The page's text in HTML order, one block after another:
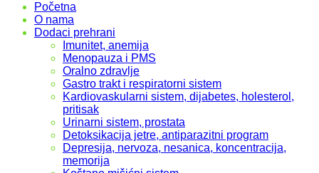
Početna
O nama
Dodaci prehrani
Imunitet, anemija
Menopauza i PMS
Oralno zdravlje
Gastro trakt i respiratorni sistem
Kardiovaskularni sistem, dijabetes, holesterol,
pritisak
Urinarni sistem, prostata
Detoksikacija jetre, antiparazitni program
Depresija, nervoza, nesanica, koncentracija,
memorija